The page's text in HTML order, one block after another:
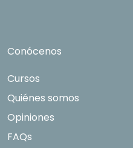
Conócenos
Cursos
Quiénes somos
Opiniones
FAQs